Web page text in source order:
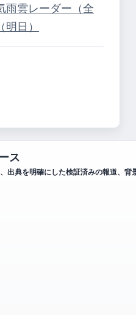
雨雲レーダー（全
明日）
ス
出典を明確にした検証済みの報道、背